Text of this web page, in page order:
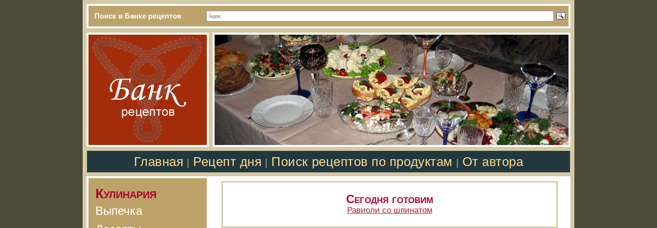
Поиск в Банке рецептов
Главная Рецепт дня Поиск рецептов по продуктам От автора
Кулинария
Выпечка
Сегодня готовим
Равиоли со шпинатом